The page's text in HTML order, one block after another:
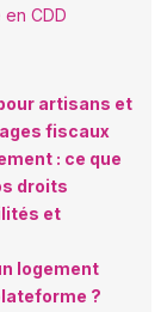
CDD
artisans et
fiscaux
: ce que
droits
et
logement
?